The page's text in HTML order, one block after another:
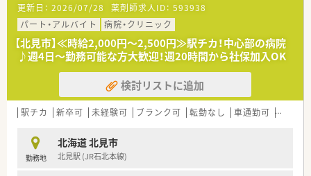
■処方せん枚数は、1日100枚程度、内科、循環器、小児科をメイ
ンに近隣の総合病院からの処方箋も応需しています。薬剤師は3
名在籍しております。
■電子薬歴を完備全自動分包機や錠剤、散薬の監査システムなど
設備も整っています。
■市内に4店舗を運営する調剤薬局です。地域に密着のかかりつ
け薬剤師として活躍しませんか。
のチャンスも！地元で長くお勤めしたいと考えている方を歓迎し
ます。
■信頼と優しさをモットーに掲げており、地域の方々から愛され
更新日： 2026/07/28 薬剤師求人ID： 593938
パート・アルバイト
病院・クリニック
【北見市】≪時給2,000円～2,500円≫駅チカ！中心部の病院
♪週4日～勤務可能な方大歓迎！週20時間から社保加入OK
検討リストに追加
駅チカ 新卒可 未経験可 ブランク可 転勤なし 車通勤可 高時給
勤務地
北海道 北見市
北見駅 (JR石北本線)